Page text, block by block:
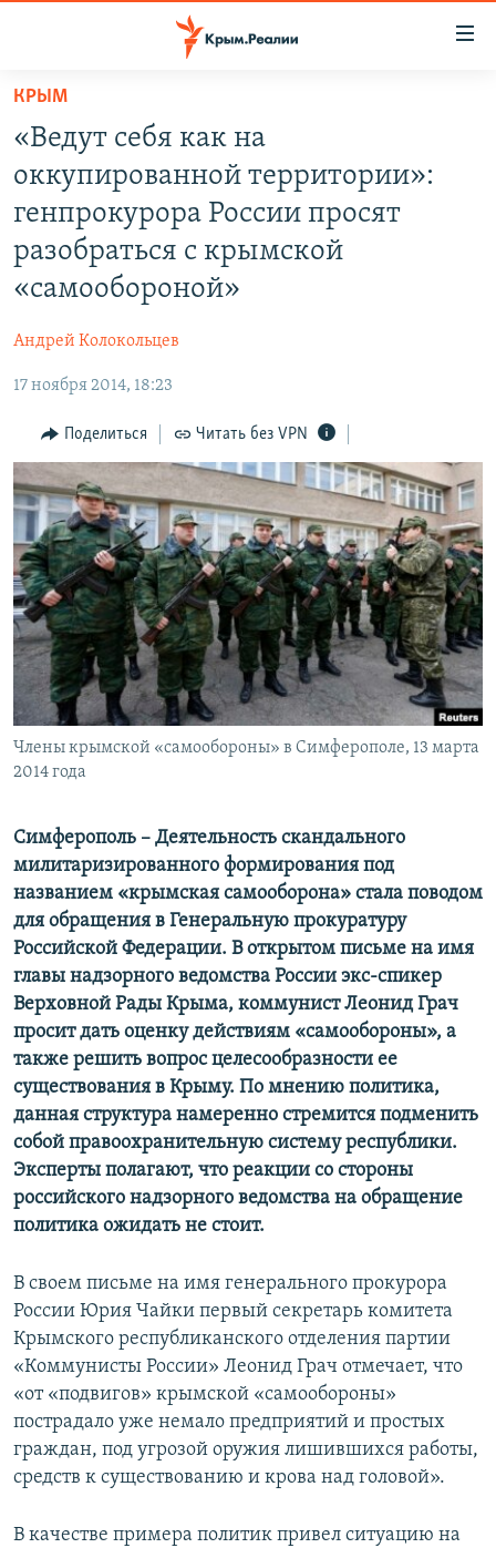
Вернуться
основному
содержанию
Вернутся
главной
навигации
СПЕЦПРОЕКТЫ
КАРТА ВОЕННЫХ ОБЪЕКТОВ КРЫМА
11 ЛЕТ ОККУПАЦИИ КРЫМА. 11 ИСТОРИЙ СОПРОТИВЛЕНИЯ
ВОДА
ИСТОРИЯ
ЕЩЕ
ТЕЛЕПРОЕКТ КРЫМ.РЕАЛИИ
СОВЕТЫ ПРАВОЗАЩИТНИКОВ
ПРОПАВШИЕ БЕЗ ВЕСТИ
ПОБЕДИТЕЛЕЙ НЕ СУДЯТ?
КРЫМ.НЕПОКОРЕННЫЙ
ELIFBE
УКРАИНСКАЯ ПРОБЛЕМА КРЫМА
КАК ОБОЙТИ БЛОКИРОВКУ
ПРИСОЕДИНЯЙТЕСЬ!
Все сайты RFE/RL
КРЫМ
«Ведут себя как на
оккупированной территории»:
генпрокурора России просят
разобраться с крымской
«самообороной»
Андрей Колокольцев
17 ноября 2014, 18:23
Поделиться Читать без VPN
Члены крымской «самообороны» в Симферополе, 13 марта
2014 года
Симферополь – Деятельность скандального
милитаризированного формирования под
названием «крымская самооборона» стала поводом
для обращения в Генеральную прокуратуру
Российской Федерации. В открытом письме на имя
главы надзорного ведомства России экс-спикер
Верховной Рады Крыма, коммунист Леонид Грач
просит дать оценку действиям «самообороны», а
также решить вопрос целесообразности ее
существования в Крыму. По мнению политика,
данная структура намеренно стремится подменить
собой правоохранительную систему республики.
Эксперты полагают, что реакции со стороны
российского надзорного ведомства на обращение
политика ожидать не стоит.
В своем письме на имя генерального прокурора
России Юрия Чайки первый секретарь комитета
Крымского республиканского отделения партии
«Коммунисты России» Леонид Грач отмечает, что
«от «подвигов» крымской «самообороны»
пострадало уже немало предприятий и простых
граждан, под угрозой оружия лишившихся работы,
средств к существованию и крова над головой».
В качестве примера политик привел ситуацию на